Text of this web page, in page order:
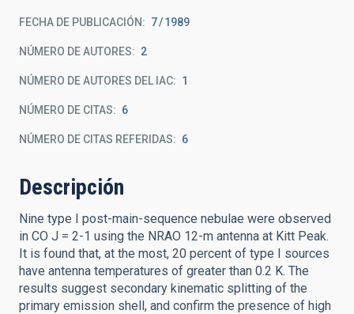
FECHA DE PUBLICACIÓN: 7 1989
NÚMERO DE AUTORES 2
NÚMERO DE AUTORES DEL IAC 1
NÚMERO DE CITAS 6
NÚMERO DE CITAS REFERIDAS 6
Descripción
Nine type I post-main-sequence nebulae were observed
in CO J = 2-1 using the NRAO 12-m antenna at Kitt Peak.
It is found that, at the most, 20 percent of type I sources
have antenna temperatures of greater than 0.2 K. The
results suggest secondary kinematic splitting of the
primary emission shell, and confirm the presence of high